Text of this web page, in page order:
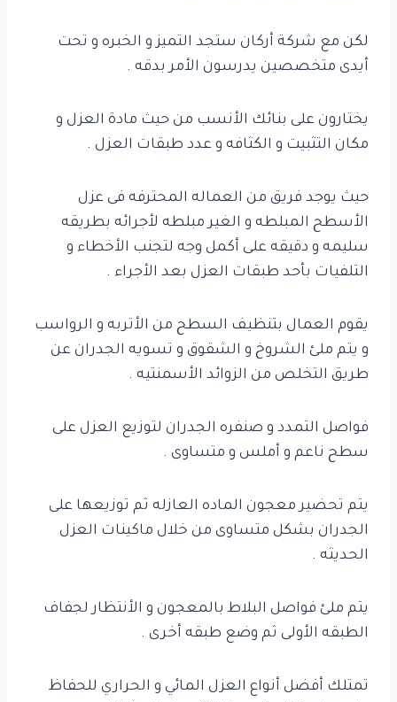
لكن مع شركة أركان ستجد التميز و الخبره و تحت
أيدى متخصصين يدرسون الأمر بدقه .
يختارون على بنائك الأنسب من حيث مادة العزل و
مكان التثبيت و الكثافه و عدد طبقات العزل .
حيث يوجد فريق من العماله المحترفه فى عزل
الأسطح المبلطه و الغير مبلطه لأجرائه بطريقه
سليمه و دقيقه على أكمل وجه لتجنب الأخطاء و
التلفيات بأحد طبقات العزل بعد الأجراء .
يقوم العمال بتنظيف السطح من الأتربه و الرواسب
و يتم ملئ الشروخ و الشقوق و تسويه الجدران عن
طريق التخلص من الزوائد الأسمنتيه .
فواصل التمدد و صنفره الجدران لتوزيع العزل على
سطح ناعم و أملس و متساوى .
يتم تحضير معجون الماده العازله ثم توزيعها على
الجدران بشكل متساوى من خلال ماكينات العزل
الحديثه .
يتم ملئ فواصل البلاط بالمعجون و الأنتظار لجفاف
الطبقه الأولى ثم وضع طبقه أخرى .
تمتلك أفضل أنواع العزل المائي و الحراري للحفاظ